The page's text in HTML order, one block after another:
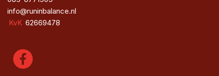
info@runinbalance.nl
KvK 62669478